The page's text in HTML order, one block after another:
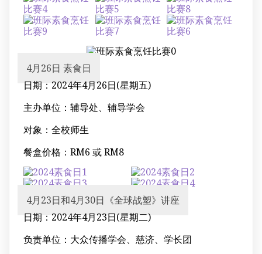
4月26日 素食日
日期：2024年4月26日(星期五)
主办单位：辅导处、辅导学会
对象：全校师生
餐盒价格：RM6 或 RM8
4月23日和4月30日《全球战塑》讲座
日期：2024年4月23日(星期二)
负责单位：大众传播学会、慈济、学长团